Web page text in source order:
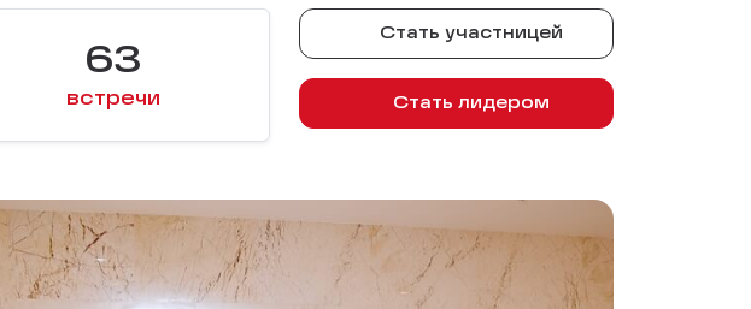
63
встречи
Стать участницей
Стать лидером